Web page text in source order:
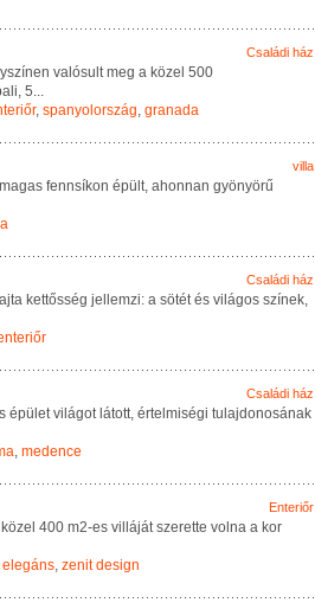
Családi ház
yszínen va ósu t meg a köze 500
a i, 5...
, spanyolország, granada
villa
magas fennsíkon épü t, ahonnan gyönyörű
Családi ház
ajta kettősség je emzi: a sötét és vi ágos színe k,
Családi ház
s épü et vi ágot átott, érte miségi tu ajdonosának
, medence
Enteriőr
köze 400 m2-es vi áját szerette vo na a kor
elegáns, zenit design